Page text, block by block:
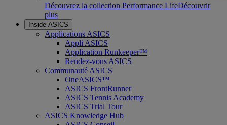
Découvrez la collection Performance LifeDécouvrir
plus
Inside ASICS
Applications ASICS
Appli ASICS
Application Runkeeper™
Rendez-vous ASICS
Communauté ASICS
OneASICS™
ASICS FrontRunner
ASICS Tennis Academy
ASICS Trial Tour
ASICS Knowledge Hub